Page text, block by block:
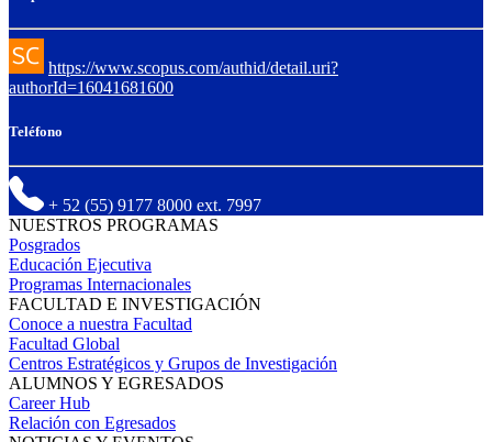
https://www.scopus.com/authid/detail.uri?
authorId=16041681600
Teléfono
+ 52 (55) 9177 8000 ext. 7997
NUESTROS PROGRAMAS
Posgrados
Educación Ejecutiva
Programas Internacionales
FACULTAD E INVESTIGACIÓN
Conoce a nuestra Facultad
Facultad Global
Centros Estratégicos y Grupos de Investigación
ALUMNOS Y EGRESADOS
Career Hub
Relación con Egresados